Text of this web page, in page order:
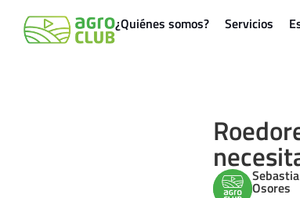
¿Quiénes somos? Servicios
Osores